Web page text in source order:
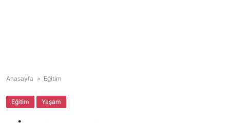
Anasayfa » Eğitim
Eğitim Yaşam